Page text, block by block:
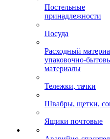
Постельные
принадлежности
Посуда
Расходный
упаковочно-
материалы
Тележки, тачки
Швабры, щетки,
Ящики почтовые